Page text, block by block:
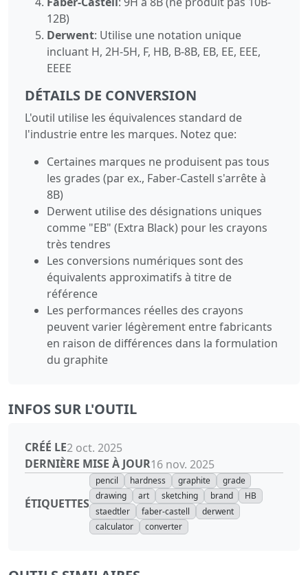
12B)
Derwent: Utilise une notation unique
incluant H, 2H-5H, F, HB, B-8B, EB, EE, EEE,
EEEE
DÉTAILS DE CONVERSION
L'outil utilise les équivalences standard de
l'industrie entre les marques. Notez que:
Certaines marques ne produisent pas tous
les grades (par ex., Faber-Castell s'arrête à
8B)
Derwent utilise des désignations uniques
comme "EB" (Extra Black) pour les crayons
très tendres
Les conversions numériques sont des
équivalents approximatifs à titre de
référence
Les performances réelles des crayons
peuvent varier légèrement entre fabricants
en raison de différences dans la formulation
du graphite
INFOS SUR L'OUTIL
CRÉÉ LE2 oct. 2025
DERNIÈRE MISE À JOUR16 nov. 2025
ÉTIQUETTES
pencil hardness graphite
grade
drawing
art sketching brand
HB
staedtler
faber-castell
derwent
calculator
converter